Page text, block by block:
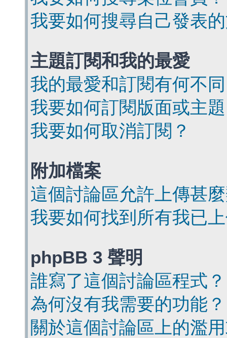
我要如何搜尋自己發表
主題訂閱和我的最愛
我的最愛和訂閱有何不
我要如何訂閱版面或主
我要如何取消訂閱？
附加檔案
這個討論區允許上傳甚
我要如何找到所有我已
phpBB 3 聲明
誰寫了這個討論區程式？
為何沒有我需要的功能？
關於這個討論區上的濫